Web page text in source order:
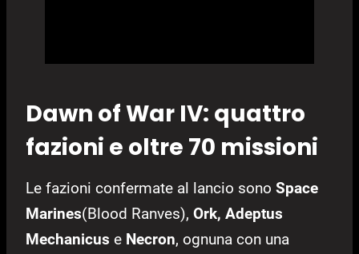
Dawn of War IV: quattro
fazioni e oltre 70 missioni
Le fazioni confermate al lancio sono Space
Marines(Blood Ranves), Ork, Adeptus
Mechanicus e Necron, ognuna con una